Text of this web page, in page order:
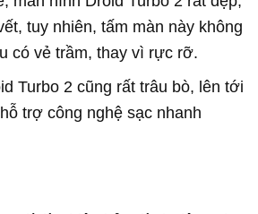
tuy nhiên, tấm màn này không
có vẻ trầm, thay vì rực rỡ.
Turbo 2 cũng rất trâu bò, lên tới
trợ công nghệ sạc nhanh